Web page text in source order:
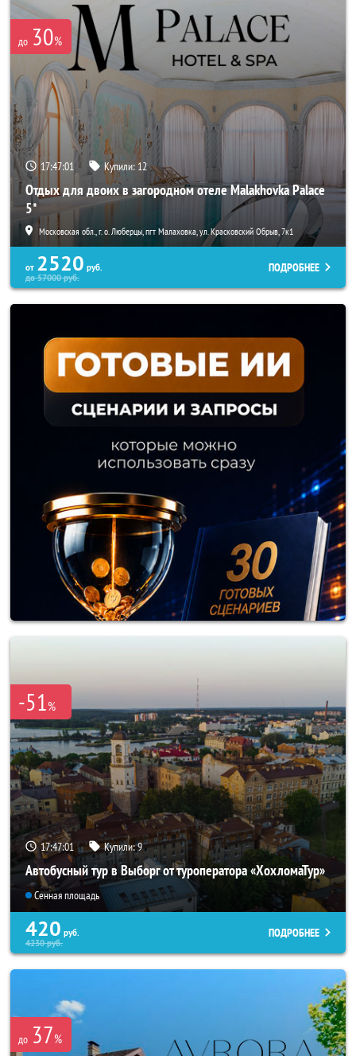
до 30%
17:46:57 Купили: 12
Отдых для двоих в загородном отеле Malakhovka Palace
5*
Московская обл., г. о. Люберцы, пгт Малаховка, ул. Красковский Обрыв, 7к1
от 2520 руб.
до57000руб.
ПОДРОБНЕЕ
-51%
17:46:57 Купили:9
Автобусный тур в Выборг от туроператора «ХохломаТур»
Сенная площадь
420 руб.
4230руб.
ПОДРОБНЕЕ
до 37%